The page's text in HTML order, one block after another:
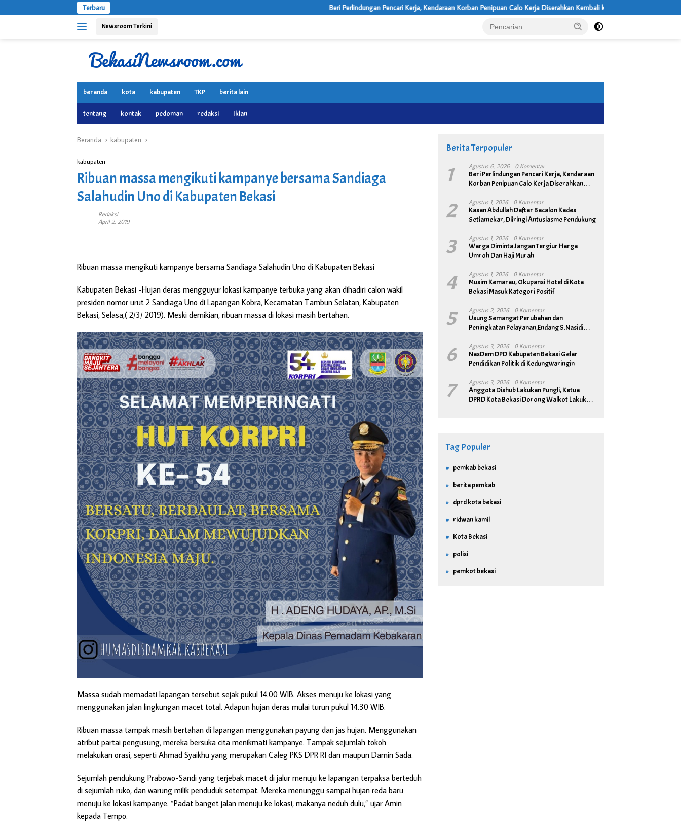
ke
Terbaru Beri Perlindungan Pencari Kerja, Kendaraan Korban Penipuan Calo Kerja Diserahkan Kembali ke Pemiliknya
Newsroom Terkini
beranda kota kabupaten TKP berita lain
tentang kontak pedoman redaksi Iklan
Beranda kabupaten
kabupaten
Ribuan massa mengikuti kampanye bersama Sandiaga
Salahudin Uno di Kabupaten Bekasi
Redaksi
April 2, 2019
Ribuan massa mengikuti kampanye bersama Sandiaga Salahudin Uno di Kabupaten Bekasi
Kabupaten Bekasi -Hujan deras mengguyur lokasi kampanye terbuka yang akan dihadiri calon wakil
presiden nomor urut 2 Sandiaga Uno di Lapangan Kobra, Kecamatan Tambun Selatan, Kabupaten
Bekasi, Selasa,( 2/3/ 2019). Meski demikian, ribuan massa di lokasi masih bertahan.
Massa sudah memadati lapangan tersebut sejak pukul 14.00 WIB. Akses menuju ke lokasi yang
menggunakan jalan lingkungan macet total. Adapun hujan deras mulai turun pukul 14.30 WIB.
Ribuan massa tampak masih bertahan di lapangan menggunakan payung dan jas hujan. Menggunakan
atribut partai pengusung, mereka bersuka cita menikmati kampanye. Tampak sejumlah tokoh
melakukan orasi, seperti Ahmad Syaikhu yang merupakan Caleg PKS DPR RI dan maupun Damin Sada.
Sejumlah pendukung Prabowo-Sandi yang terjebak macet di jalur menuju ke lapangan terpaksa berteduh
di sejumlah ruko, dan warung milik penduduk setempat. Mereka menunggu sampai hujan reda baru
menuju ke lokasi kampanye. “Padat banget jalan menuju ke lokasi, makanya neduh dulu,” ujar Amin
kepada Tempo.
Berita Terpopuler
1 Agustus 6, 2026 0 Komentar
Beri Perlindungan Pencari Kerja, Kendaraan
Korban Penipuan Calo Kerja Diserahkan
2 Agustus 1, 2026 0 Komentar
Kasan Abdullah Daftar Bacalon Kades
Setiamekar, Diiringi Antusiasme Pendukung
3 Agustus 1, 2026 0 Komentar
Warga Diminta Jangan Tergiur Harga
Umroh Dan Haji Murah
4 Agustus 1, 2026 0 Komentar
Musim Kemarau, Okupansi Hotel di Kota
Bekasi Masuk Kategori Positif
5 Agustus 2, 2026 0 Komentar
Usung Semangat Perubahan dan
Peningkatan Pelayanan,Endang S.Nasidi
6 Agustus 3, 2026 0 Komentar
NasDem DPD Kabupaten Bekasi Gelar
Pendidikan Politik di Kedungwaringin
7 Agustus 3, 2026 0 Komentar
Anggota Dishub Lakukan Pungli, Ketua
DPRD Kota Bekasi Dorong Walkot Lakukan
Tag Populer
pemkab bekasi
berita pemkab
dprd kota bekasi
ridwan kamil
Kota Bekasi
polisi
pemkot bekasi